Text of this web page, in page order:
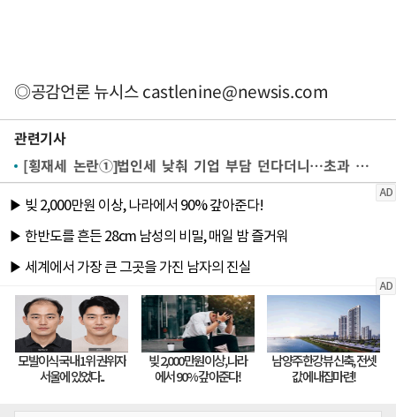
◎공감언론 뉴시스castlenine@newsis.com
관련기사
[횡재세 논란①]법인세 낮춰 기업 부담 던다더니…초과 이익 환수?